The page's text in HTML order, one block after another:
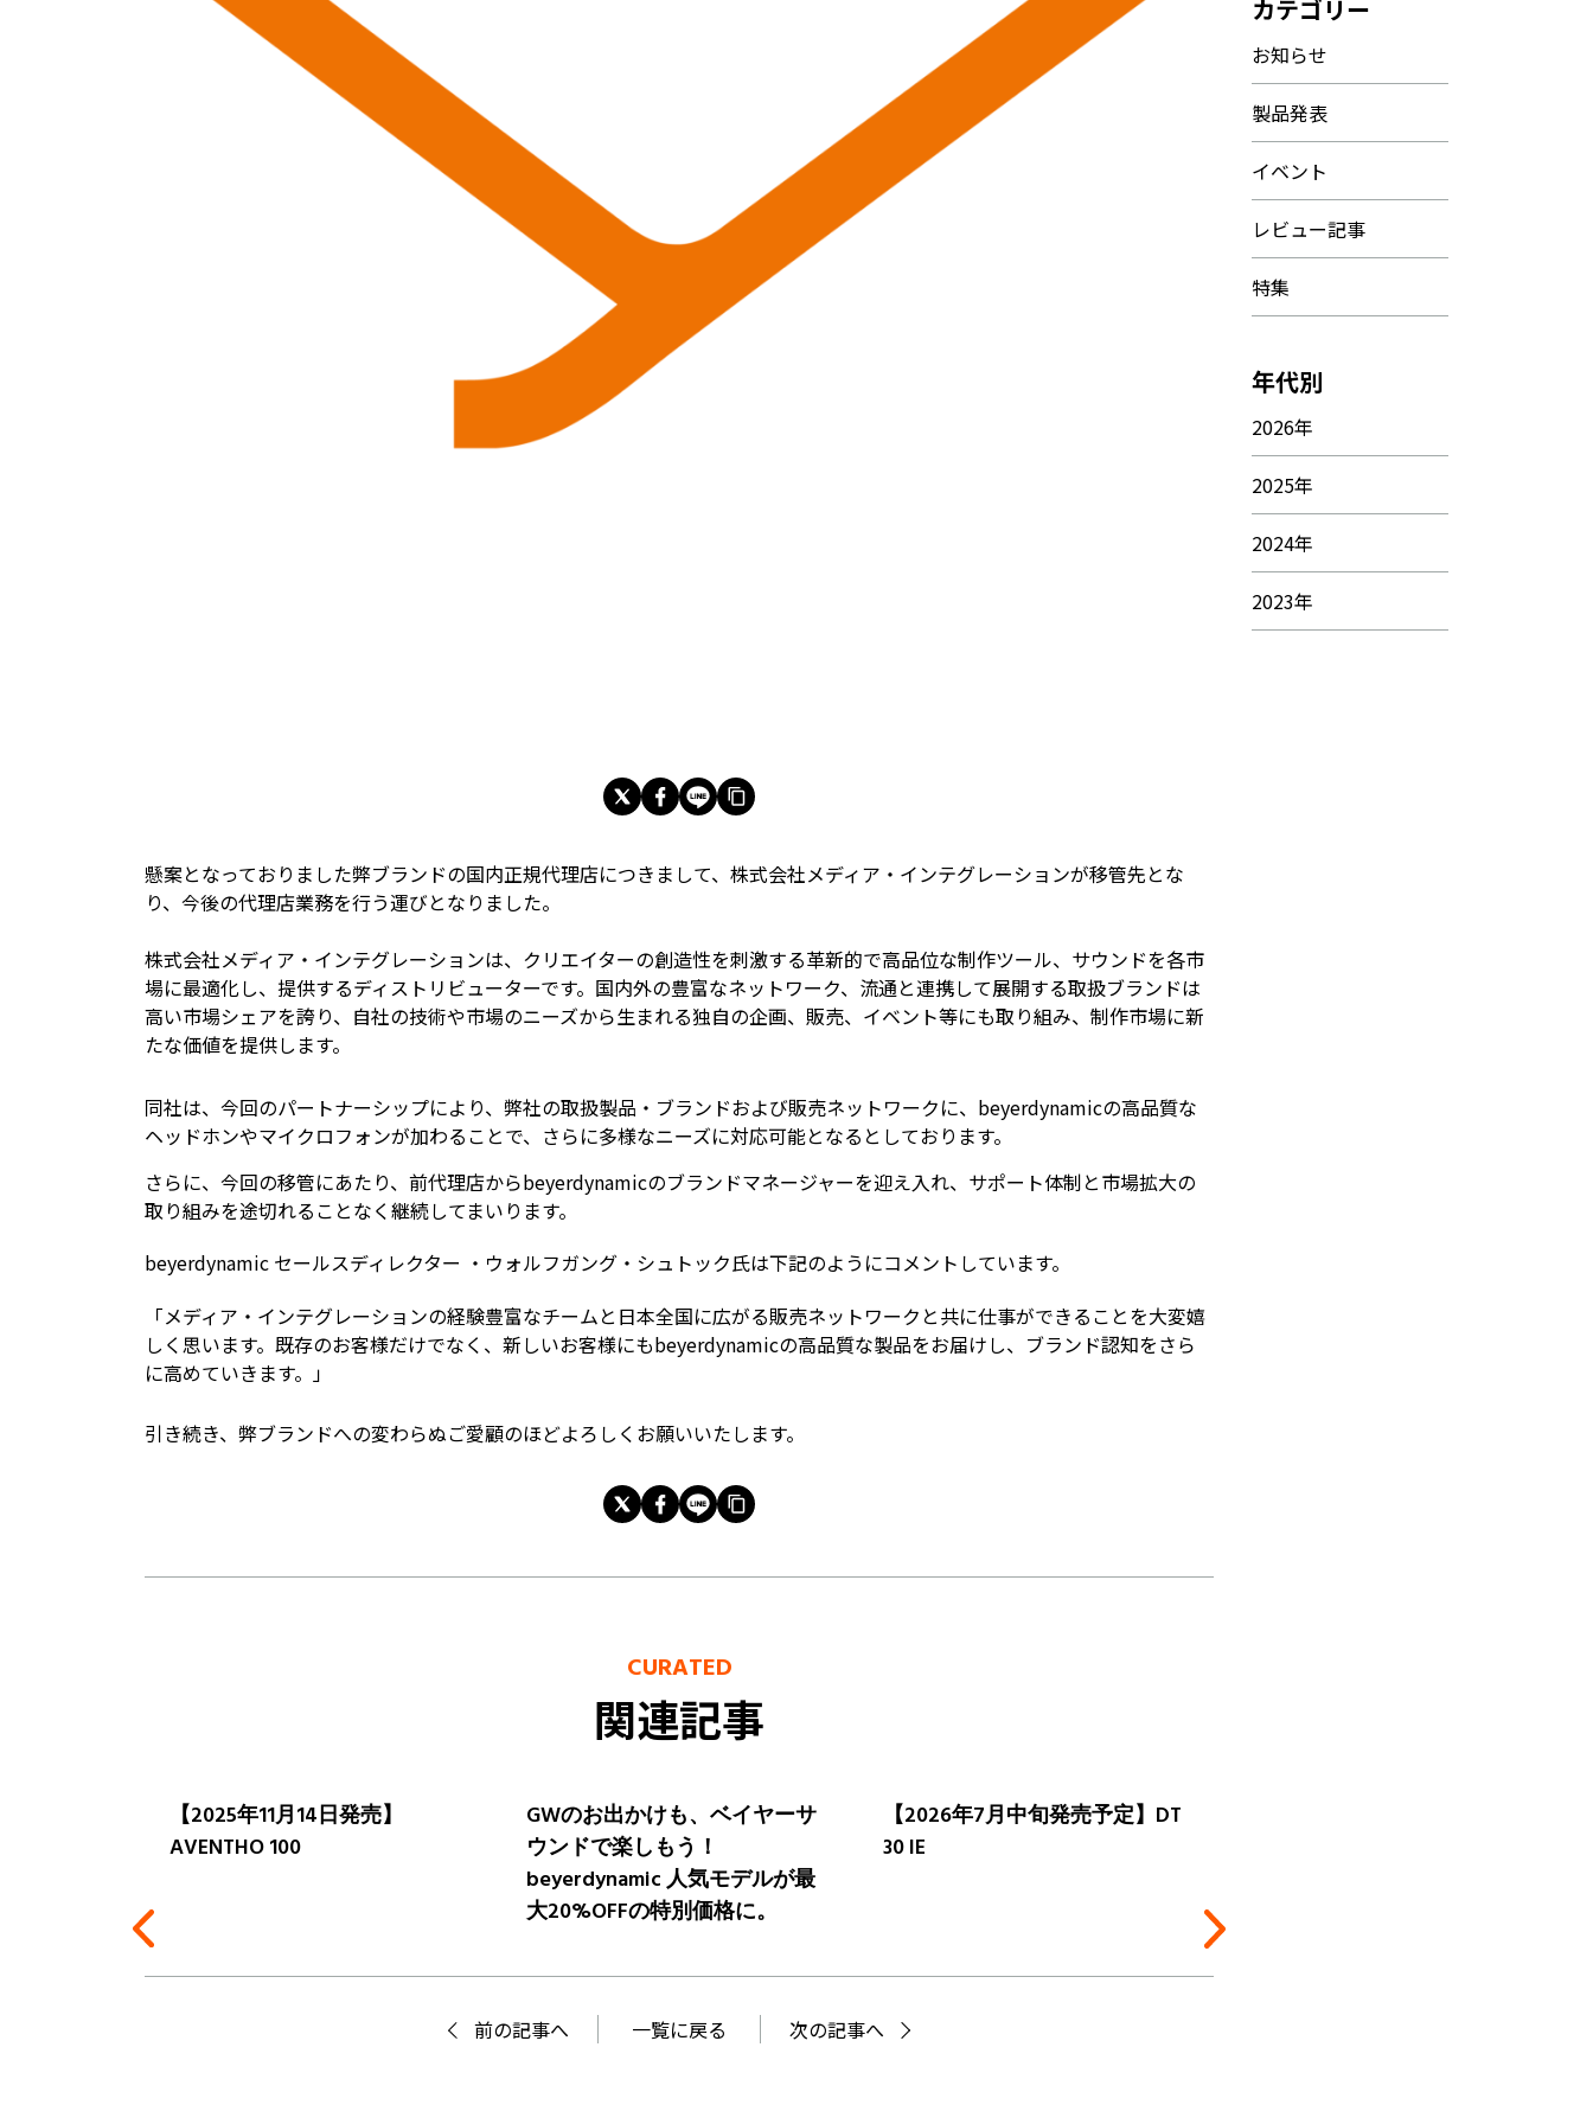
懸案となっておりました弊ブランドの国内正規代理店につきまして、株式会社メディア・インテグレーションが移管先とな
り、今後の代理店業務を行う運びとなりました。
株式会社メディア・インテグレーションは、クリエイターの創造性を刺激する革新的で高品位な制作ツール、サウンドを各市
場に最適化し、提供するディストリビューターです。国内外の豊富なネットワーク、流通と連携して展開する取扱ブランドは
高い市場シェアを誇り、自社の技術や市場のニーズから生まれる独自の企画、販売、イベント等にも取り組み、制作市場に新
たな価値を提供します。
同社は、今回のパートナーシップにより、弊社の取扱製品・ブランドおよび販売ネットワークに、beyerdynamicの高品質な
ヘッドホンやマイクロフォンが加わることで、さらに多様なニーズに対応可能となるとしております。
さらに、今回の移管にあたり、前代理店からbeyerdynamicのブランドマネージャーを迎え入れ、サポート体制と市場拡大の
取り組みを途切れることなく継続してまいります。
beyerdynamic セールスディレクター ・ウォルフガング・シュトック氏は下記のようにコメントしています。
「メディア・インテグレーションの経験豊富なチームと日本全国に広がる販売ネットワークと共に仕事ができることを大変嬉
しく思います。既存のお客様だけでなく、新しいお客様にもbeyerdynamicの高品質な製品をお届けし、ブランド認知をさら
に高めていきます。」
引き続き、弊ブランドへの変わらぬご愛顧のほどよろしくお願いいたします。
CURATED
関連記事
【2025年11月14日発売】
AVENTHO 100
GWのお出かけも、ベイヤーサ
ウンドで楽しもう！
beyerdynamic 人気モデルが最
大20%OFFの特別価格に。
【2026年7月中旬発売予定】DT
30 IE
前の記事へ 一覧に戻る 次の記事へ
カテゴリー
お知らせ
製品発表
イベント
レビュー記事
特集
年代別
2026年
2025年
2024年
2023年